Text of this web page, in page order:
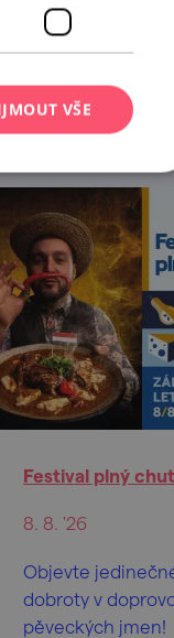
Festival plný
8. 8. '26
Objevte
dobroty v
pěveckých jmen!
VŠE